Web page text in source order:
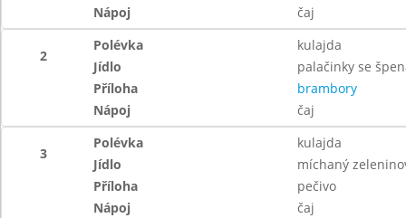
Nápoj
čaj
2
Polévka
kulajda
Jídlo
palačinky se
Příloha
brambory
Nápoj
čaj
3
Polévka
kulajda
Jídlo
míchaný
Příloha
pečivo
Nápoj
čaj